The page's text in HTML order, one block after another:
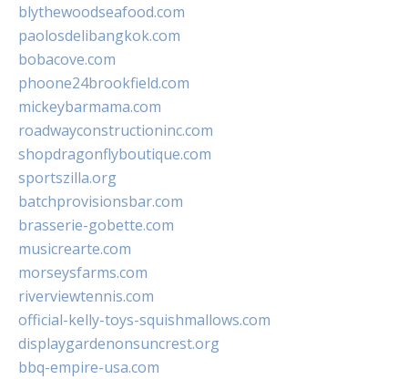
blythewoodseafood.com
paolosdelibangkok.com
bobacove.com
phoone24brookfield.com
mickeybarmama.com
roadwayconstructioninc.com
shopdragonflyboutique.com
sportszilla.org
batchprovisionsbar.com
brasserie-gobette.com
musicrearte.com
morseysfarms.com
riverviewtennis.com
official-kelly-toys-squishmallows.com
displaygardenonsuncrest.org
bbq-empire-usa.com